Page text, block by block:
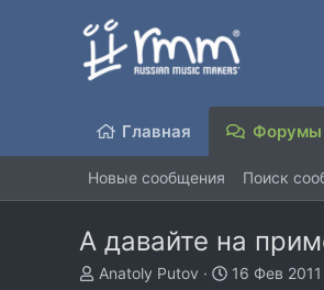
Главная Форумы
Новые сообщения Поиск
А давайте на
А
Anatoly Putov
Д
16 Фев 2011